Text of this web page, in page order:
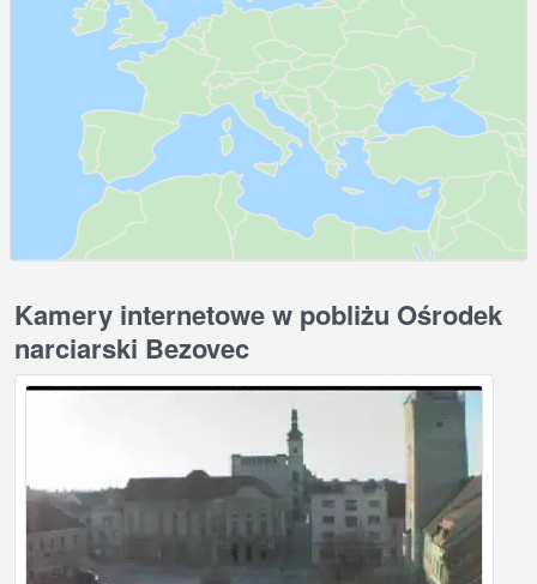
Kamery internetowe w pobliżu Ośrodek
narciarski Bezovec